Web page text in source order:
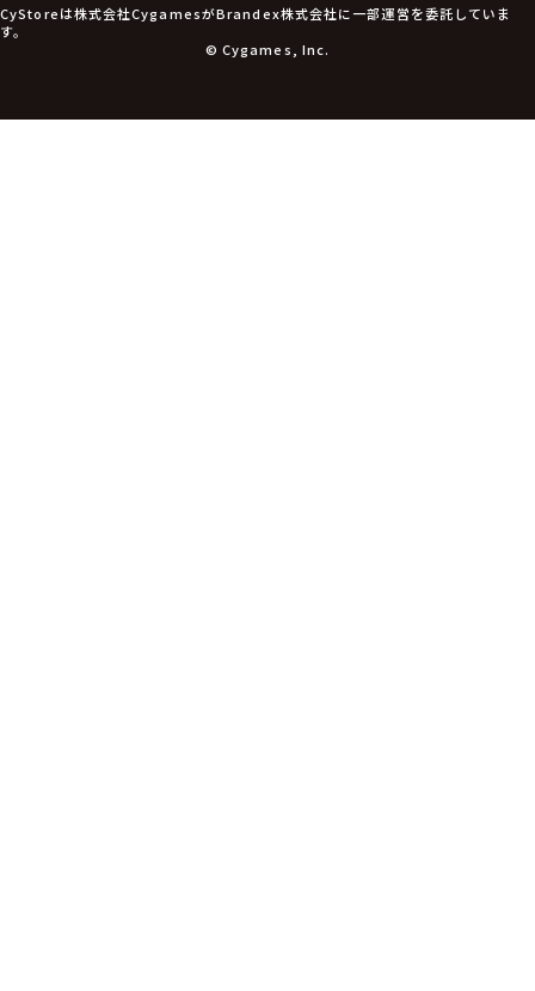
CyStoreは株式会社CygamesがBrandex株式会社に一部運営を委託していま
す。
© Cygames, Inc.